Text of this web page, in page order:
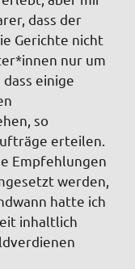
dass der
Gerichte nicht
nur um
einige
so
erteilen.
Empfehlungen
werden,
hatte ich
inhaltlich